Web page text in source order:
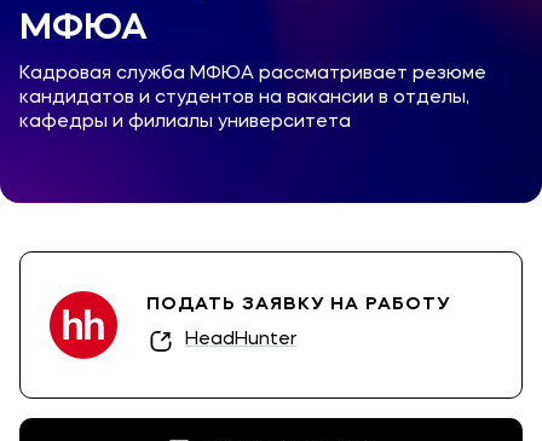
Среднее профессиональное образование
Дополнительное образование
Новости вуза
Контакты
МФЮА
Кадровая служба МФЮА рассматривает резюме
кандидатов и студентов на вакансии в отделы,
кафедры и филиалы университета
ПОДАТЬ ЗАЯВКУ НА РАБОТУ
HeadHunter